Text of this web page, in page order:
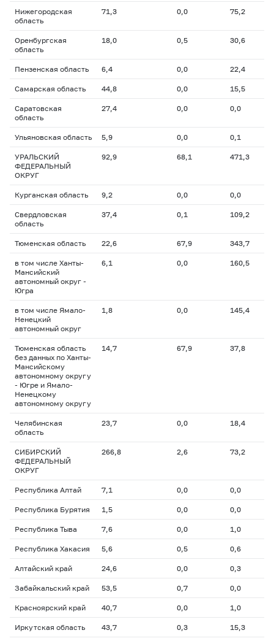
Нижегородская
область
71,3 0,0 75,2
Оренбургская
область
18,0 0,5 30,6
Пензенская область 6,4 0,0 22,4
Самарская область 44,8 0,0 15,5
Саратовская
область
27,4 0,0 0,0
Ульяновская область 5,9 0,0 0,1
УРАЛЬСКИЙ
ФЕДЕРАЛЬНЫЙ
ОКРУГ
92,9 68,1 471,3
Курганская область 9,2 0,0 0,0
Свердловская
область
37,4 0,1 109,2
Тюменская область 22,6 67,9 343,7
в том числе Ханты-
Мансийский
автономный округ -
Югра
6,1 0,0 160,5
в том числе Ямало-
Ненецкий
автономный округ
1,8 0,0 145,4
Тюменская область
без данных по Ханты-
Мансийскому
автономному округу
- Югре и Ямало-
Ненецкому
автономному округу
14,7 67,9 37,8
Челябинская
область
23,7 0,0 18,4
СИБИРСКИЙ
ФЕДЕРАЛЬНЫЙ
ОКРУГ
266,8 2,6 73,2
Республика Алтай 7,1 0,0 0,0
Республика Бурятия 1,5 0,0 0,0
Республика Тыва 7,6 0,0 1,0
Республика Хакасия 5,6 0,5 0,6
Алтайский край 24,6 0,0 0,3
Забайкальский край 53,5 0,7 0,0
Красноярский край 40,7 0,0 1,0
Иркутская область 43,7 0,3 15,3